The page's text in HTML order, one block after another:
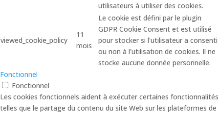
utilisateurs à utiliser des cookies.
viewed_cookie_policy
11
mois
Le cookie est défini par le plugin
GDPR Cookie Consent et est utilisé
pour stocker si l'utilisateur a consenti
ou non à l'utilisation de cookies. Il ne
stocke aucune donnée personnelle.
Fonctionnel
Fonctionnel
Les cookies fonctionnels aident à exécuter certaines fonctionnalités
telles que le partage du contenu du site Web sur les plateformes de